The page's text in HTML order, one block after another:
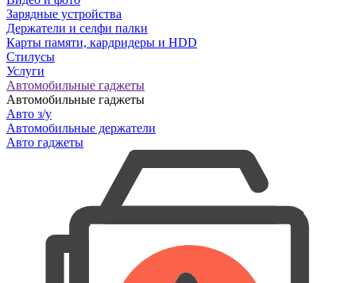
Зарядные устройства
Держатели и селфи палки
Карты памяти, кардридеры и HDD
Стилусы
Услуги
Автомобильные гаджеты
Автомобильные гаджеты
Авто з/у
Автомобильные держатели
Авто гаджеты